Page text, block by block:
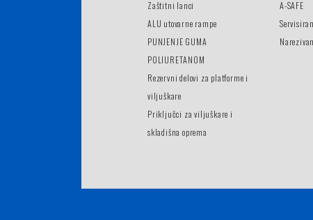
Zaštitni lanci
ALU utovarne rampe
PUNJENJE GUMA
POLIURETANOM
Rezervni delovi za platforme i
viljuškare
Priključci za viljuškare i
skladišna oprema
A-SAFE